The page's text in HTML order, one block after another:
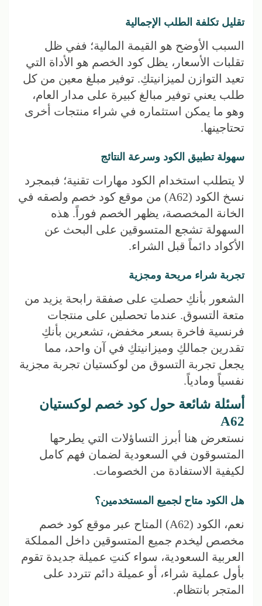
تقليل تكلفة الطلب الإجمالية
السبب الأوضح هو القيمة المالية؛ ففي ظل
تقلبات الأسعار، يظل كود الخصم هو الأداة التي
تعيد التوازن لميزانيتكِ. توفير مبلغ معين من كل
طلب يعني توفير مبالغ كبيرة على مدار العام،
وهو ما يمكن استثماره في شراء منتجات أخرى
تحتاجينها.
سهولة تطبيق الكود وسرعة النتائج
لا يتطلب استخدام الكود مهارات تقنية؛ فبمجرد
نسخ الكود (A62) من موقع كود خصم ولصقه في
الخانة المخصصة، يظهر الخصم فوراً. هذه
السهولة تشجع المتسوقين على البحث عن
الأكواد دائماً قبل الشراء.
تجربة شراء مريحة ومجزية
الشعور بأنكِ حصلتِ على صفقة رابحة يزيد من
متعة التسوق. عندما تحصلين على منتجات
فرنسية فاخرة بسعر مخفض، تشعرين بأنكِ
تقدرين جمالكِ وميزانيتكِ في آن واحد، مما
يجعل تجربة التسوق من لوكستيان تجربة مجزية
نفسياً ومادياً.
أسئلة شائعة حول كود خصم لوكستيان
A62
نستعرض هنا أبرز التساؤلات التي يطرحها
المتسوقون في السعودية لضمان فهم كامل
لكيفية الاستفادة من الخصومات.
هل الكود متاح لجميع المستخدمين؟
نعم، الكود (A62) المتاح عبر موقع كود خصم
مخصص ليخدم جميع المتسوقين داخل المملكة
العربية السعودية، سواء كنتِ عميلة جديدة تقوم
بأول عملية شراء، أو عميلة دائم تتردد على
المتجر بانتظام.